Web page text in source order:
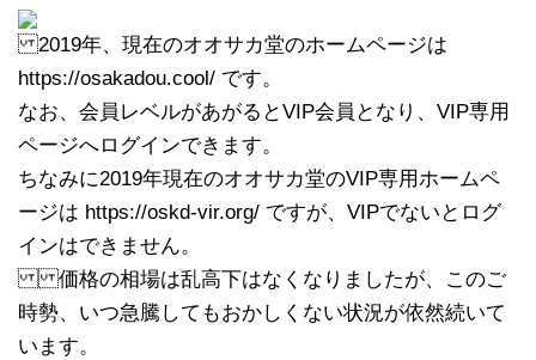
2019年、現在のオオサカ堂のホームページは
https://osakadou.cool/ です。
なお、会員レベルがあがるとVIP会員となり、VIP専用
ページへログインできます。
ちなみに2019年現在のオオサカ堂のVIP専用ホームペ
ージは https://oskd-vir.org/ ですが、VIPでないとログ
インはできません。
価格の相場は乱高下はなくなりましたが、このご
時勢、いつ急騰してもおかしくない状況が依然続いて
います。